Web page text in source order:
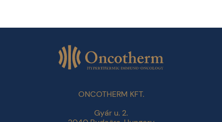
ONCOTHERM KFT.
Gyár u. 2.